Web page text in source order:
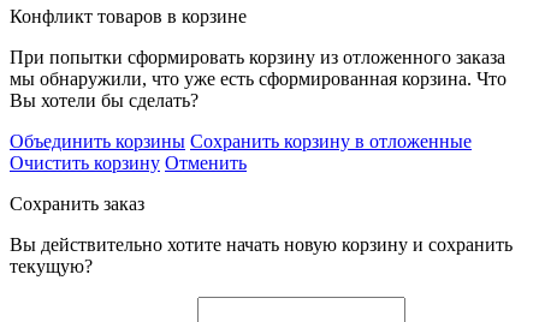
Конфликт товаров в корзине
При попытки сформировать корзину из отложенного заказа
мы обнаружили, что уже есть сформированная корзина. Что
Вы хотели бы сделать?
Объединить корзины Сохранить корзину в отложенные
Очистить корзину Отменить
Сохранить заказ
Вы действительно хотите начать новую корзину и сохранить
текущую?